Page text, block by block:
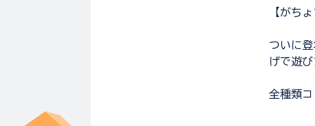
【がちょ
ついに
げで遊
全種類コ